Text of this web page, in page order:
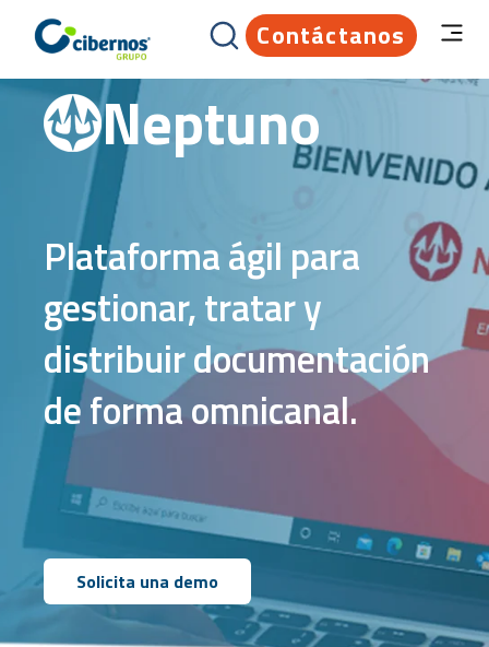
Contáctanos
Neptuno
Plataforma ágil para
gestionar, tratar y
distribuir documentación
de forma omnicanal.
Solicita una demo